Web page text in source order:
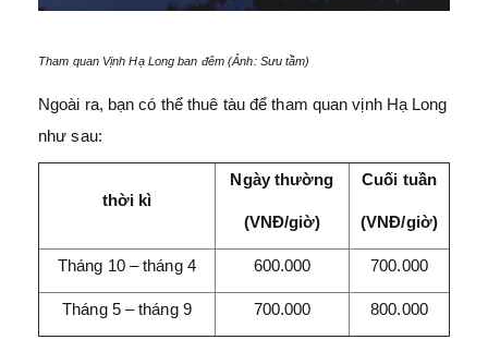
Tham quan Vịnh Hạ Long ban đêm (Ảnh: Sưu tầm)
Ngoài ra, bạn có thể thuê tàu để tham quan vịnh Hạ Long
như sau:
thời kì
Ngày thường
(VNĐ/giờ)
Cuối tuần
(VNĐ/giờ)
Tháng 10 – tháng 4 600.000 700.000
Tháng 5 – tháng 9 700.000 800.000